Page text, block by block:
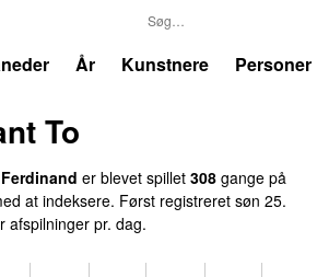
År Kunstnere Personer
To
er blevet spillet 308 gange på
at indeksere. Først registreret søn 25.
afspilninger pr. dag.